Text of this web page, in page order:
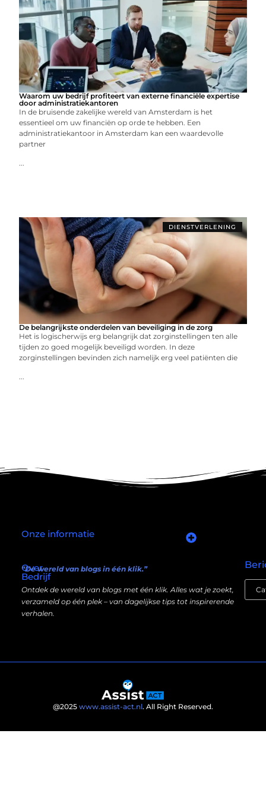
Waarom uw bedrijf profiteert van externe financiële expertise
door administratiekantoren
In de bruisende zakelijke wereld van Amsterdam is het
essentieel om uw financiën op orde te hebben. Een
administratiekantoor in Amsterdam kan een waardevolle
partner
...
DIENSTVERLENING
De belangrijkste onderdelen van beveiliging in de zorg
Het is logischerwijs erg belangrijk dat zorginstellingen ten alle
tijden zo goed mogelijk beveiligd worden. In deze
zorginstellingen bevinden zich namelijk erg veel patiënten die
...
Over
Bedrijf
“De wereld van blogs in één klik.”
Ontdek de wereld van blogs met één klik. Alles wat je zoekt,
verzameld op één plek – van dagelijkse tips tot inspirerende
verhalen.
Onze informatie
@2025 www.assist-act.nl. All Right Reserved.